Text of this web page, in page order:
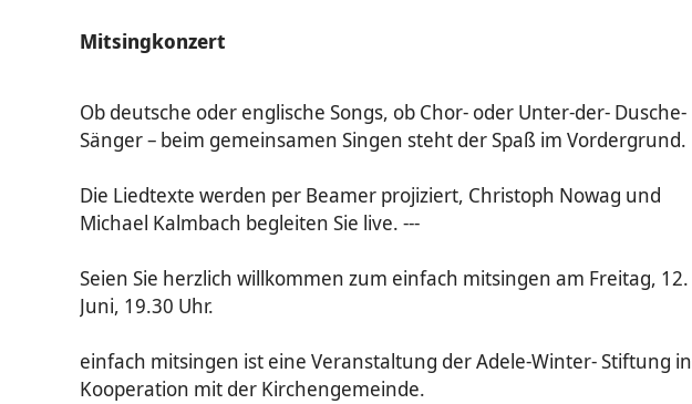
Mitsingkonzert
Ob deutsche oder englische Songs, ob Chor- oder Unter-der- Dusche-
Sänger – beim gemeinsamen Singen steht der Spaß im Vordergrund.
Die Liedtexte werden per Beamer projiziert, Christoph Nowag und
Michael Kalmbach begleiten Sie live. ---
Seien Sie herzlich willkommen zum einfach mitsingen am Freitag, 12.
Juni, 19.30 Uhr.
einfach mitsingen ist eine Veranstaltung der Adele-Winter- Stiftung in
Kooperation mit der Kirchengemeinde.